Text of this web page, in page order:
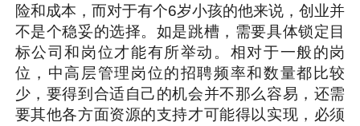
险和成本，而对于有个6岁小孩的他来说，创业并
不是个稳妥的选择。如是跳槽，需要具体锁定目
标公司和岗位才能有所举动。相对于一般的岗
位，中高层管理岗位的招聘频率和数量都比较
少，要得到合适自己的机会并不那么容易，还需
要其他各方面资源的支持才可能得以实现，必须